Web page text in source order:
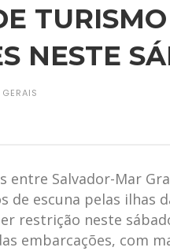
NESTE
entre Salvador-Mar
de escuna pelas ilhas
restrição neste
embarcações, com